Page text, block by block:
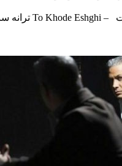
عشقی با بالاترین کیفیت – To Khode Eshghi ترانه سرا : بهروز